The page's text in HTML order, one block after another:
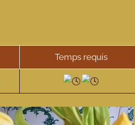
Temps requis